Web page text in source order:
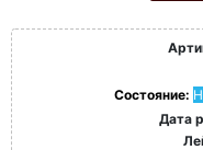
Состояние:
Дата